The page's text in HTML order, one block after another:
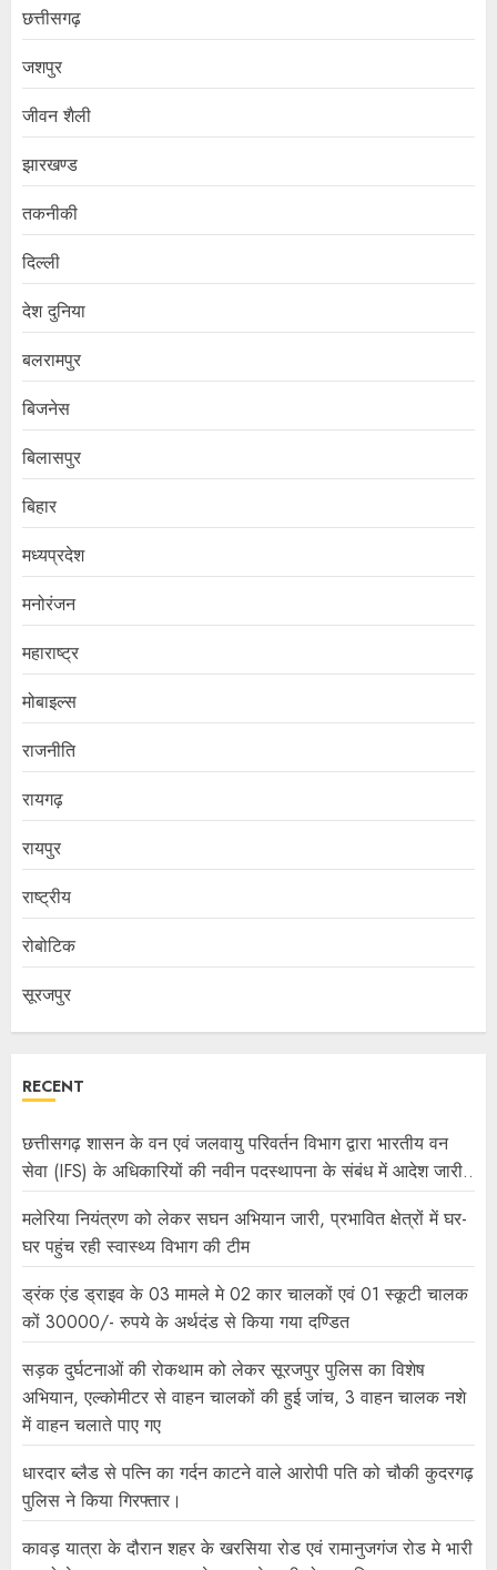
छत्तीसगढ़
जशपुर
जीवन शैली
झारखण्ड
तकनीकी
दिल्ली
देश दुनिया
बलरामपुर
बिजनेस
बिलासपुर
बिहार
मध्यप्रदेश
मनोरंजन
महाराष्ट्र
मोबाइल्स
राजनीति
रायगढ़
रायपुर
राष्ट्रीय
रोबोटिक
सूरजपुर
RECENT
छत्तीसगढ़ शासन के वन एवं जलवायु परिवर्तन विभाग द्वारा भारतीय वन
सेवा (IFS) के अधिकारियों की नवीन पदस्थापना के संबंध में आदेश जारी..
मलेरिया नियंत्रण को लेकर सघन अभियान जारी, प्रभावित क्षेत्रों में घर-
घर पहुंच रही स्वास्थ्य विभाग की टीम
ड्रंक एंड ड्राइव के 03 मामले मे 02 कार चालकों एवं 01 स्कूटी चालक
कों 30000/- रुपये के अर्थदंड से किया गया दण्डित
सड़क दुर्घटनाओं की रोकथाम को लेकर सूरजपुर पुलिस का विशेष
अभियान, एल्कोमीटर से वाहन चालकों की हुई जांच, 3 वाहन चालक नशे
में वाहन चलाते पाए गए
धारदार ब्लैड से पत्नि का गर्दन काटने वाले आरोपी पति को चौकी कुदरगढ़
पुलिस ने किया गिरफ्तार।
कावड़ यात्रा के दौरान शहर के खरसिया रोड एवं रामानुजगंज रोड मे भारी